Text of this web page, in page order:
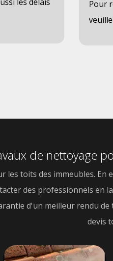
Pour
de nettoyage
les toits des immeubles.
des professionnels en
d'un meilleur rendu
devis